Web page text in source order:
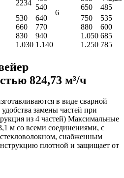
2234
540
6
650
485
530
660
830
1.030
640
770
940
1.140
750
880
1.050
1.250
535
600
685
785
824,73 м³/ч
в виде сварной
замены частей при
из 4 частей) Максимальные
м со всеми соединениями, с
снабженным
плотной и защищает от